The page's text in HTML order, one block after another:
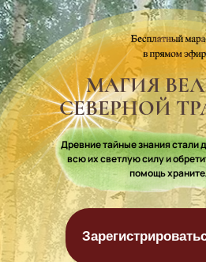
МАГИЯ
СЕВЕРНОЙ
Древние тайные знания стали
всю их светлую силу и
помощь